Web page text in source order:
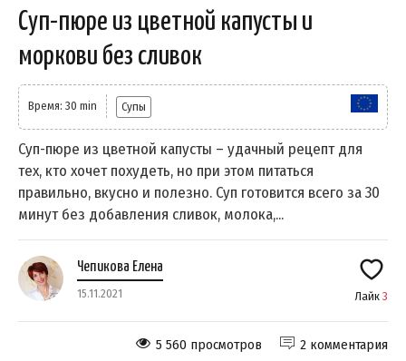
Суп-пюре из цветной капусты и
моркови без сливок
Время: 30 min Супы
Суп-пюре из цветной капусты – удачный рецепт для
тех, кто хочет похудеть, но при этом питаться
правильно, вкусно и полезно. Суп готовится всего за 30
минут без добавления сливок, молока,...
Чепикова Елена
15.11.2021 Лайк 3
2 комментария
5 560 просмотров